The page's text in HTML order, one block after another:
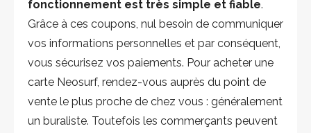
fonctionnement est très simple et fiable.
Grâce à ces coupons, nul besoin de communiquer
vos informations personnelles et par conséquent,
vous sécurisez vos paiements. Pour acheter une
carte Neosurf, rendez-vous auprès du point de
vente le plus proche de chez vous : généralement
un buraliste. Toutefois les commerçants peuvent